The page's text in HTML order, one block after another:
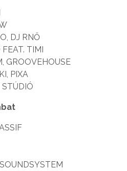
DJ RNŐ
TIMI
GROOVEHOUSE
PIXA